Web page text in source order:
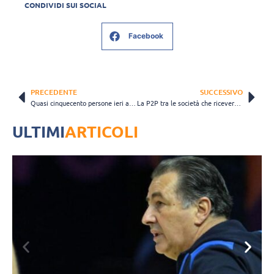
CONDIVIDI SUI SOCIAL
Facebook
PRECEDENTE SUCCESSIVO
La P2P tra le società che riceveranno la visita dei tecnici della Nazionale Italiana per visionare le atlete U16 ed U14
ULTIMIARTICOLI